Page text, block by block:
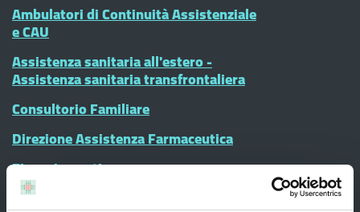
Ambulatori di Continuità Assistenziale
e CAU
Assistenza sanitaria all'estero -
Assistenza sanitaria transfrontaliera
Consultorio Familiare
Direzione Assistenza Farmaceutica
Finanziamenti
Lauree Professioni Sanitarie